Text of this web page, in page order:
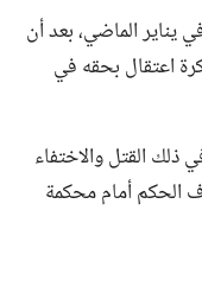
يناير الماضي، بعد أن
اعتقال بحقه في
ذلك القتل والاختفاء
الحكم أمام محكمة